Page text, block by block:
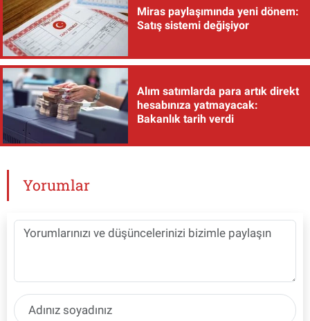
Miras paylaşımında yeni dönem:
Satış sistemi değişiyor
Alım satımlarda para artık direkt
hesabınıza yatmayacak:
Bakanlık tarih verdi
Yorumlar